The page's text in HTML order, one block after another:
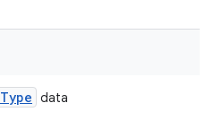
Type data